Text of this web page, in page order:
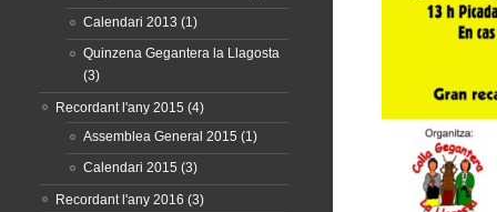
Calendari 2013 (1)
Quinzena Gegantera la Llagosta
(3)
Recordant l'any 2015 (4)
Assemblea General 2015 (1)
Calendari 2015 (3)
Recordant l'any 2016 (3)